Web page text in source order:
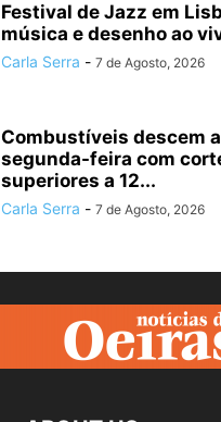
Festival de Jazz em
música e desenho ao
Carla Serra - 7 de Agosto, 2026
Combustíveis descem
segunda-feira com
superiores a 12...
Carla Serra - 7 de Agosto, 2026